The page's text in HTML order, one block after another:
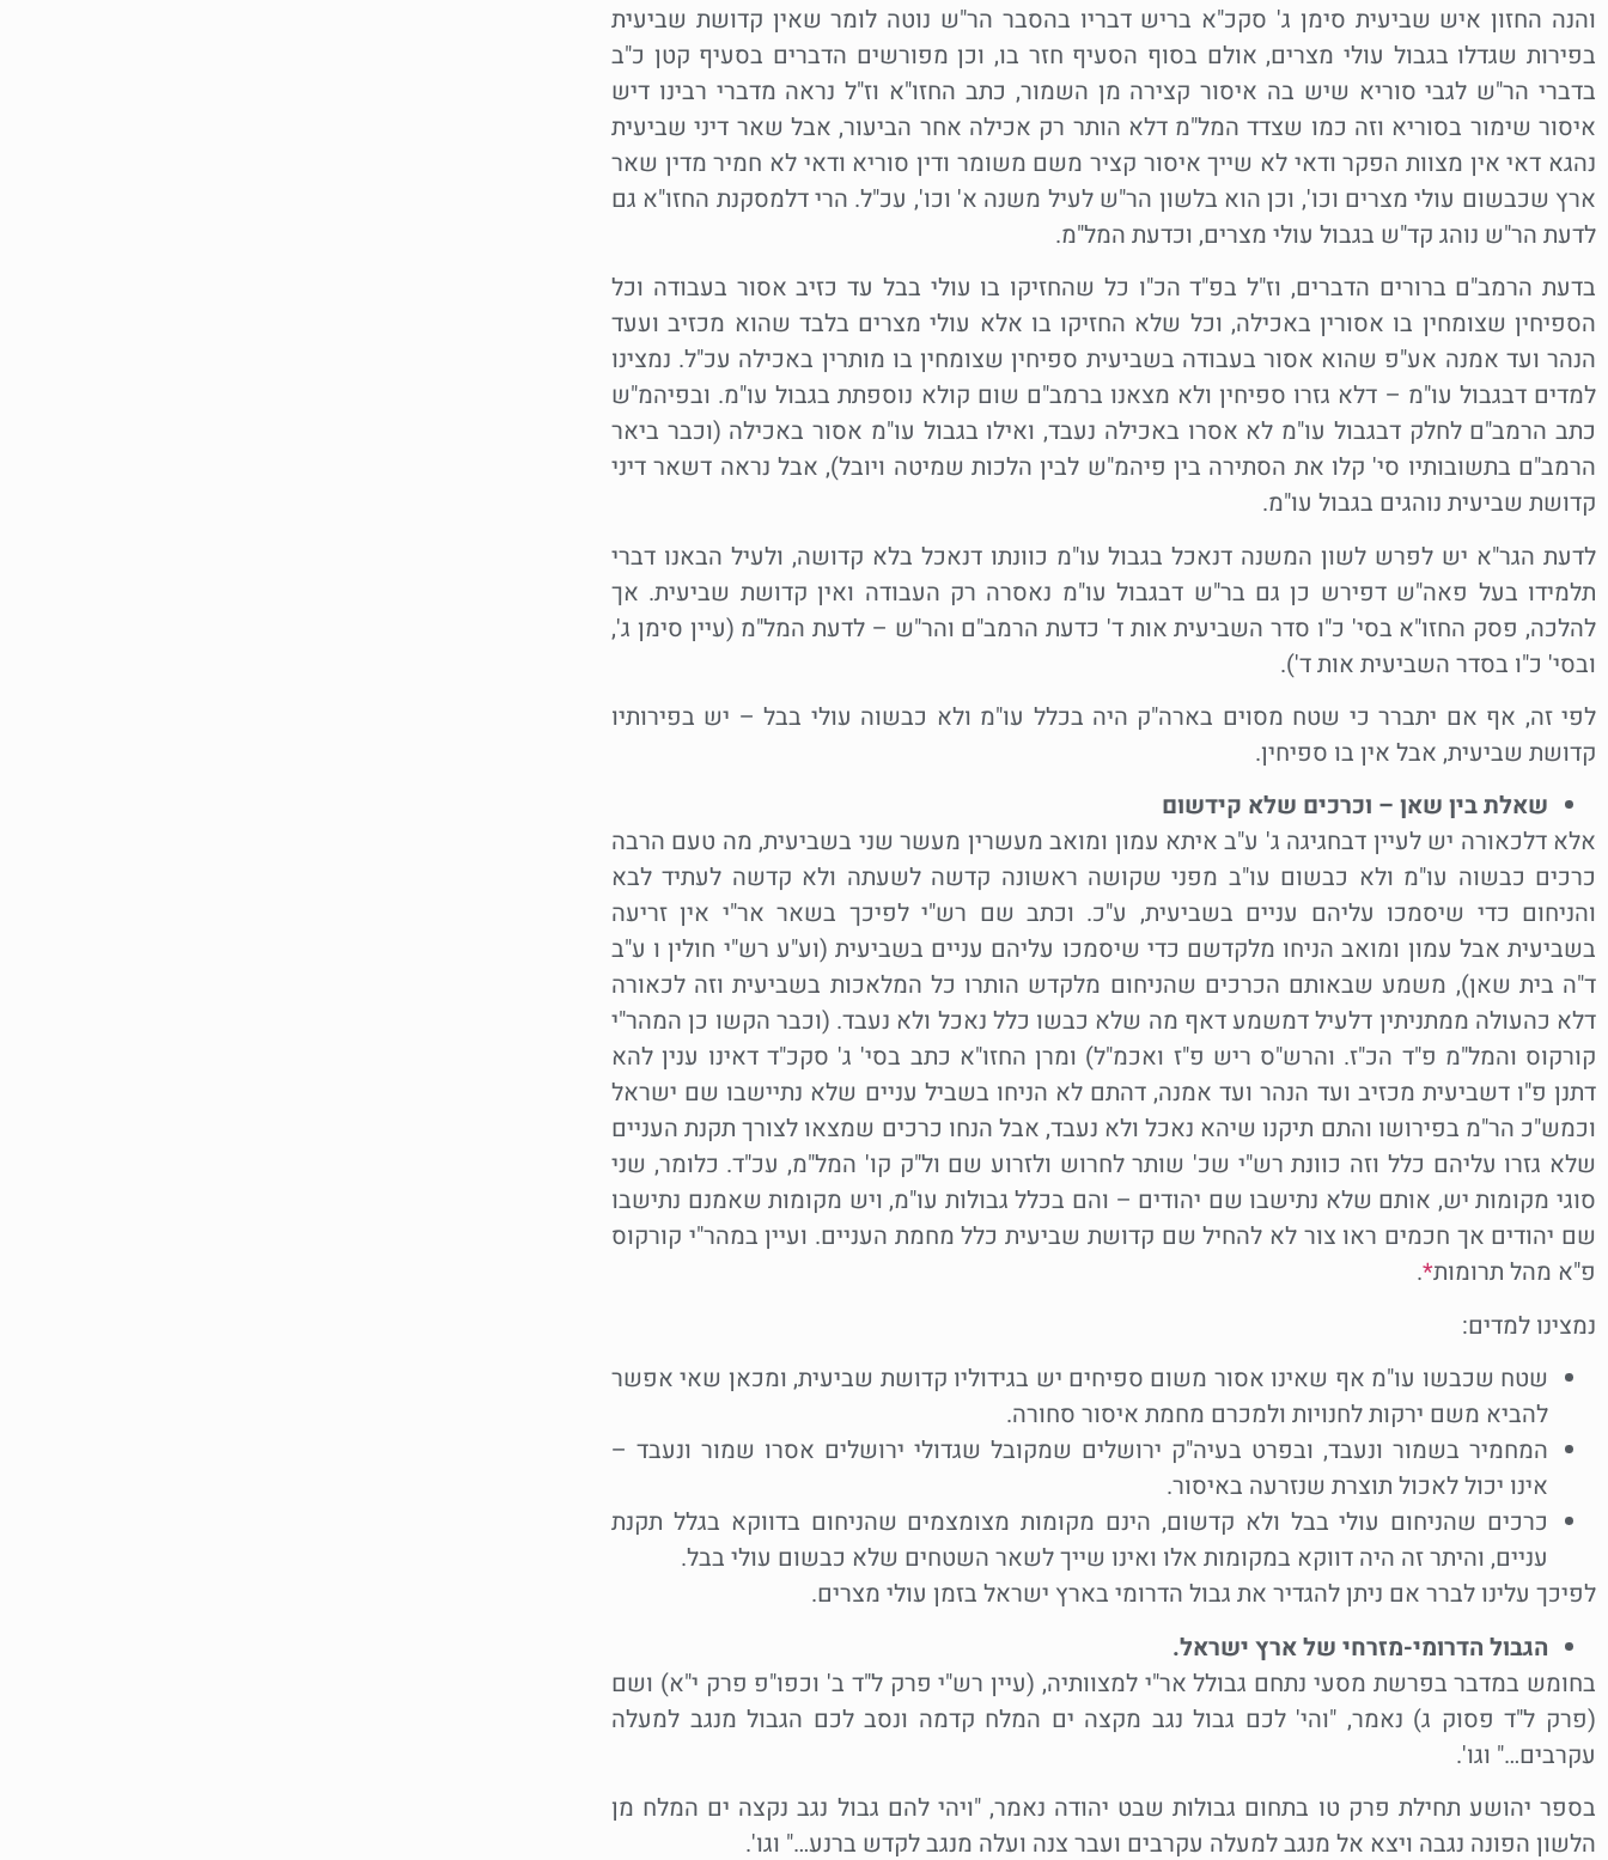
והנה החזון איש שביעית סימן ג' סקכ"א בריש דבריו בהסבר הר"ש נוטה לומר שאין קדושת שביעית
בפירות שגדלו בגבול עולי מצרים, אולם בסוף הסעיף חזר בו, וכן מפורשים הדברים בסעיף קטן כ"ב
בדברי הר"ש לגבי סוריא שיש בה איסור קצירה מן השמור, כתב החזו"א וז"ל נראה מדברי רבינו דיש
איסור שימור בסוריא וזה כמו שצדד המל"מ דלא הותר רק אכילה אחר הביעור, אבל שאר דיני שביעית
נהגא דאי אין מצוות הפקר ודאי לא שייך איסור קציר משם משומר ודין סוריא ודאי לא חמיר מדין שאר
ארץ שכבשום עולי מצרים וכו', וכן הוא בלשון הר"ש לעיל משנה א' וכו', עכ"ל. הרי דלמסקנת החזו"א גם
לדעת הר"ש נוהג קד"ש בגבול עולי מצרים, וכדעת המל"מ.
בדעת הרמב"ם ברורים הדברים, וז"ל בפ"ד הכ"ו כל שהחזיקו בו עולי בבל עד כזיב אסור בעבודה וכל
הספיחין שצומחין בו אסורין באכילה, וכל שלא החזיקו בו אלא עולי מצרים בלבד שהוא מכזיב ועעד
הנהר ועד אמנה אע"פ שהוא אסור בעבודה בשביעית ספיחין שצומחין בו מותרין באכילה עכ"ל. נמצינו
למדים דבגבול עו"מ – דלא גזרו ספיחין ולא מצאנו ברמב"ם שום קולא נוספתת בגבול עו"מ. ובפיהמ"ש
כתב הרמב"ם לחלק דבגבול עו"מ לא אסרו באכילה נעבד, ואילו בגבול עו"מ אסור באכילה (וכבר ביאר
הרמב"ם בתשובותיו סי' קלו את הסתירה בין פיהמ"ש לבין הלכות שמיטה ויובל), אבל נראה דשאר דיני
קדושת שביעית נוהגים בגבול עו"מ.
לדעת הגר"א יש לפרש לשון המשנה דנאכל בגבול עו"מ כוונתו דנאכל בלא קדושה, ולעיל הבאנו דברי
תלמידו בעל פאה"ש דפירש כן גם בר"ש דבגבול עו"מ נאסרה רק העבודה ואין קדושת שביעית. אך
להלכה, פסק החזו"א בסי' כ"ו סדר השביעית אות ד' כדעת הרמב"ם והר"ש – לדעת המל"מ (עיין סימן ג',
ובסי' כ"ו בסדר השביעית אות ד').
לפי זה, אף אם יתברר כי שטח מסוים בארה"ק היה בכלל עו"מ ולא כבשוה עולי בבל – יש בפירותיו
קדושת שביעית, אבל אין בו ספיחין.
שאלת בין שאן – וכרכים שלא קידשום
אלא דלכאורה יש לעיין דבחגיגה ג' ע"ב איתא עמון ומואב מעשרין מעשר שני בשביעית, מה טעם הרבה
כרכים כבשוה עו"מ ולא כבשום עו"ב מפני שקושה ראשונה קדשה לשעתה ולא קדשה לעתיד לבא
והניחום כדי שיסמכו עליהם עניים בשביעית, ע"כ. וכתב שם רש"י לפיכך בשאר אר"י אין זריעה
בשביעית אבל עמון ומואב הניחו מלקדשם כדי שיסמכו עליהם עניים בשביעית (וע"ע רש"י חולין ו ע"ב
ד"ה בית שאן), משמע שבאותם הכרכים שהניחום מלקדש הותרו כל המלאכות בשביעית וזה לכאורה
דלא כהעולה ממתניתין דלעיל דמשמע דאף מה שלא כבשו כלל נאכל ולא נעבד. (וכבר הקשו כן המהר"י
קורקוס והמל"מ פ"ד הכ"ז. והרש"ס ריש פ"ז ואכמ"ל) ומרן החזו"א כתב בסי' ג' סקכ"ד דאינו ענין להא
דתנן פ"ו דשביעית מכזיב ועד הנהר ועד אמנה, דהתם לא הניחו בשביל עניים שלא נתיישבו שם ישראל
וכמש"כ הר"מ בפירושו והתם תיקנו שיהא נאכל ולא נעבד, אבל הנחו כרכים שמצאו לצורך תקנת העניים
שלא גזרו עליהם כלל וזה כוונת רש"י שכ' שותר לחרוש ולזרוע שם ול"ק קו' המל"מ, עכ"ד. כלומר, שני
סוגי מקומות יש, אותם שלא נתישבו שם יהודים – והם בכלל גבולות עו"מ, ויש מקומות שאמנם נתישבו
שם יהודים אך חכמים ראו צור לא להחיל שם קדושת שביעית כלל מחמת העניים. ועיין במהר"י קורקוס
פ"א מהל תרומות*
.
נמצינו למדים:
שטח שכבשו עו"מ אף שאינו אסור משום ספיחים יש בגידוליו קדושת שביעית, ומכאן שאי אפשר
להביא משם ירקות לחנויות ולמכרם מחמת איסור סחורה.
המחמיר בשמור ונעבד, ובפרט בעיה"ק ירושלים שמקובל שגדולי ירושלים אסרו שמור ונעבד –
אינו יכול לאכול תוצרת שנזרעה באיסור.
כרכים שהניחום עולי בבל ולא קדשום, הינם מקומות מצומצמים שהניחום בדווקא בגלל תקנת
עניים, והיתר זה היה דווקא במקומות אלו ואינו שייך לשאר השטחים שלא כבשום עולי בבל.
לפיכך עלינו לברר אם ניתן להגדיר את גבול הדרומי בארץ ישראל בזמן עולי מצרים.
הגבול הדרומי-מזרחי של ארץ ישראל.
בחומש במדבר בפרשת מסעי נתחם גבולל אר"י למצוותיה, (עיין רש"י פרק ל"ד ב' וכפו"פ פרק י"א) ושם
(פרק ל"ד פסוק ג) נאמר, "והי' לכם גבול נגב מקצה ים המלח קדמה ונסב לכם הגבול מנגב למעלה
עקרבים…" וגו'.
בספר יהושע תחילת פרק טו בתחום גבולות שבט יהודה נאמר, "ויהי להם גבול נגב נקצה ים המלח מן
הלשון הפונה נגבה ויצא אל מנגב למעלה עקרבים ועבר צנה ועלה מנגב לקדש ברנע…" וגו'.